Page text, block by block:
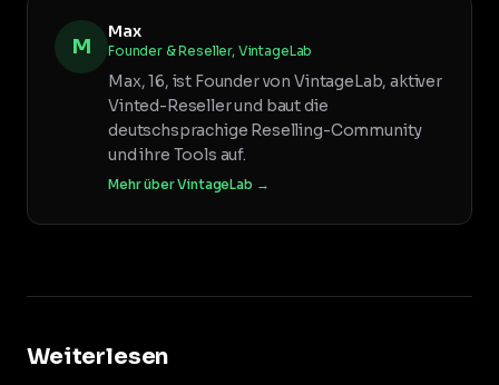
M
Max
Founder & Reseller, VintageLab
Max, 16, ist Founder von VintageLab, aktiver
Vinted-Reseller und baut die
deutschsprachige Reselling-Community
und ihre Tools auf.
Mehr über VintageLab →
Weiterlesen